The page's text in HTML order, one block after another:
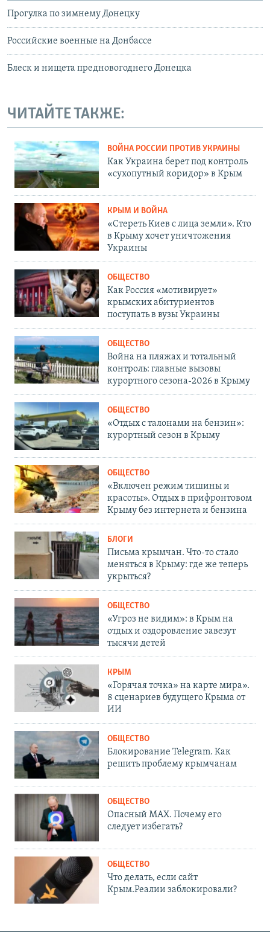
Прогулка по зимнему Донецку
Российские военные на Донбассе
Блеск и нищета предновогоднего Донецка
ЧИТАЙТЕ ТАКЖЕ:
ВОЙНА РОССИИ ПРОТИВ УКРАИНЫ
Как Украина берет под контроль
«сухопутный коридор» в Крым
КРЫМ И ВОЙНА
«Стереть Киев с лица земли». Кто
в Крыму хочет уничтожения
Украины
ОБЩЕСТВО
Как Россия «мотивирует»
крымских абитуриентов
поступать в вузы Украины
ОБЩЕСТВО
Война на пляжах и тотальный
контроль: главные вызовы
курортного сезона-2026 в Крыму
ОБЩЕСТВО
«Отдых с талонами на бензин»:
курортный сезон в Крыму
ОБЩЕСТВО
«Включен режим тишины и
красоты». Отдых в прифронтовом
Крыму без интернета и бензина
БЛОГИ
Письма крымчан. Что-то стало
меняться в Крыму: где же теперь
укрыться?
ОБЩЕСТВО
«Угроз не видим»: в Крым на
отдых и оздоровление завезут
тысячи детей
КРЫМ
«Горячая точка» на карте мира».
8 сценариев будущего Крыма от
ИИ
ОБЩЕСТВО
Блокирование Telegram. Как
решить проблему крымчанам
ОБЩЕСТВО
Опасный MAX. Почему его
следует избегать?
ОБЩЕСТВО
Что делать, если сайт
Крым.Реалии заблокировали?